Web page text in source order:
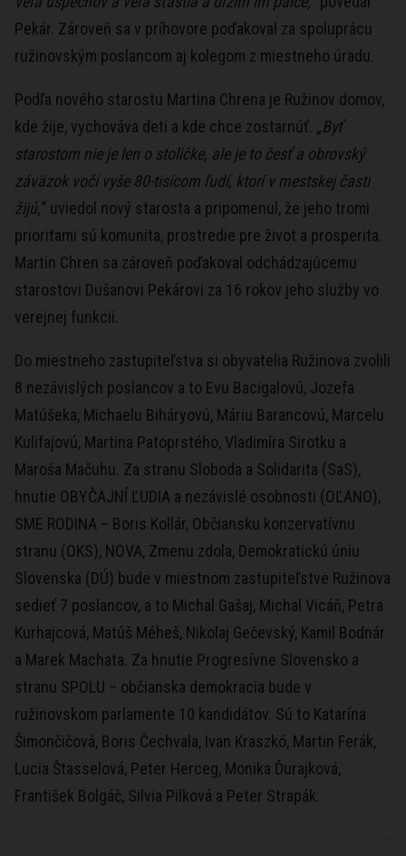
Pekár. Zároveň sa v príhovore poďakoval za spoluprácu
ružinovským poslancom aj kolegom z miestneho úradu.
Podľa nového starostu Martina Chrena je Ružinov domov,
kde žije, vychováva deti a kde chce zostarnúť. „Byť
starostom nie je len o stoličke, ale je to česť a obrovský
záväzok voči vyše 80-tisícom ľudí, ktorí v mestskej časti
žijú,“ uviedol nový starosta a pripomenul, že jeho tromi
prioritami sú komunita, prostredie pre život a prosperita.
Martin Chren sa zároveň poďakoval odchádzajúcemu
starostovi Dušanovi Pekárovi za 16 rokov jeho služby vo
verejnej funkcii.
Do miestneho zastupiteľstva si obyvatelia Ružinova zvolili
8 nezávislých poslancov a to Evu Bacigalovú, Jozefa
Matúšeka, Michaelu Biháryovú, Máriu Barancovú, Marcelu
Kulifajovú, Martina Patoprstého, Vladimíra Sirotku a
Maroša Mačuhu. Za stranu Sloboda a Solidarita (SaS),
hnutie OBYČAJNÍ ĽUDIA a nezávislé osobnosti (OĽANO),
SME RODINA – Boris Kollár, Občiansku konzervatívnu
stranu (OKS), NOVA, Zmenu zdola, Demokratickú úniu
Slovenska (DÚ) bude v miestnom zastupiteľstve Ružinova
sedieť 7 poslancov, a to Michal Gašaj, Michal Vicáň, Petra
Kurhajcová, Matúš Méheš, Nikolaj Gečevský, Kamil Bodnár
a Marek Machata. Za hnutie Progresívne Slovensko a
stranu SPOLU – občianska demokracia bude v
ružinovskom parlamente 10 kandidátov. Sú to Katarína
Šimončičová, Boris Čechvala, Ivan Kraszkó, Martin Ferák,
Lucia Štasselová, Peter Herceg, Monika Ďurajková,
František Bolgáč, Silvia Pilková a Peter Strapák.